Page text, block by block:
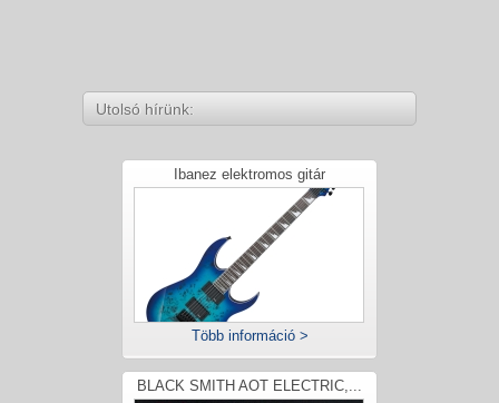
Utolsó hírünk:
Ibanez elektromos gitár
Több információ >
BLACK SMITH AOT ELECTRIC,...